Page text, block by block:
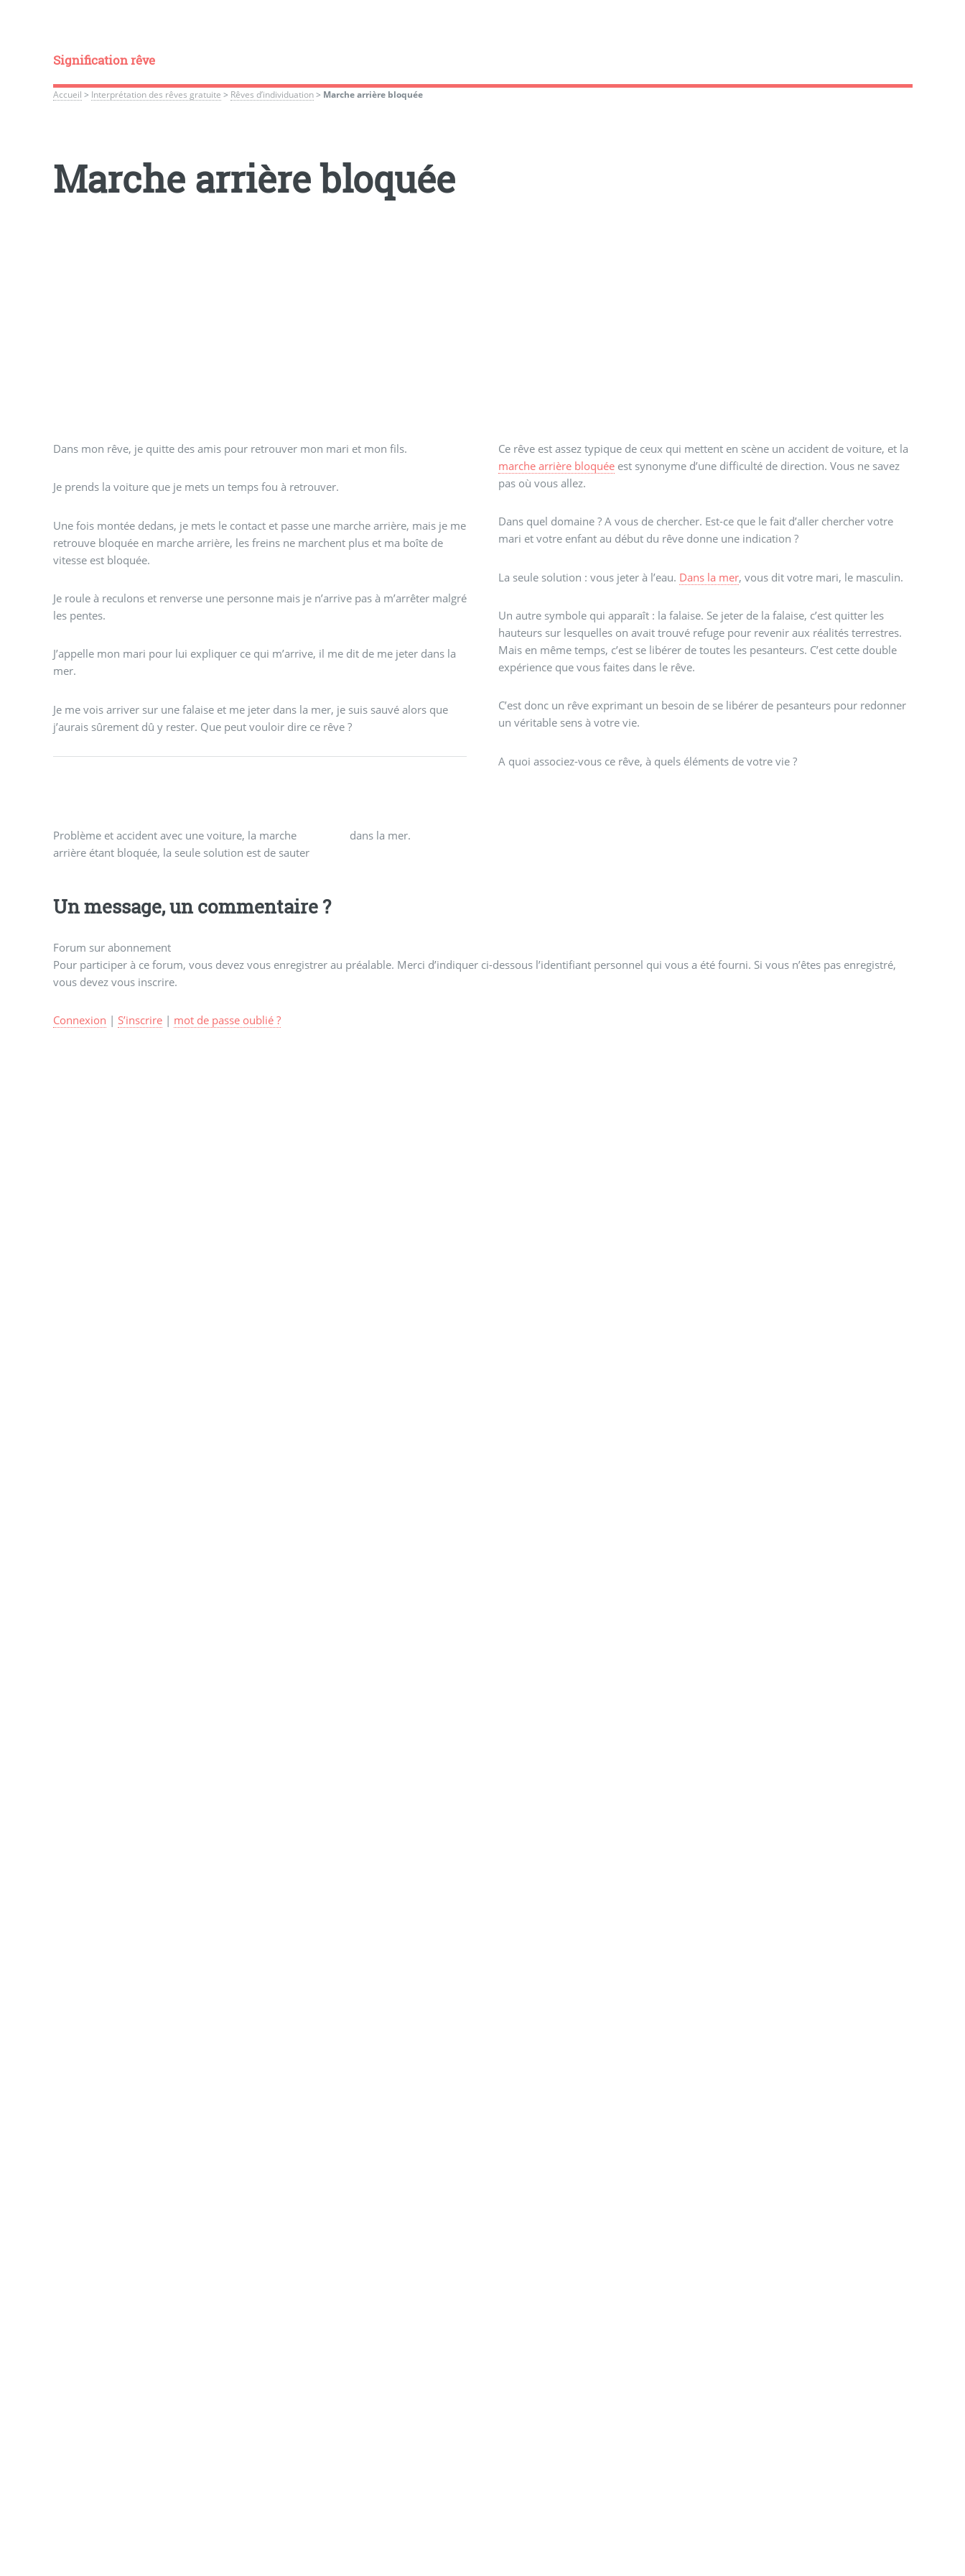
Signification rêve
Accueil > Interprétation des rêves gratuite > Rêves d’individuation> Marche arrière bloquée
Marche arrière bloquée
Dans mon rêve, je quitte des amis pour retrouver mon mari et mon fils.
Je prends la voiture que je mets un temps fou à retrouver.
Une fois montée dedans, je mets le contact et passe une marche arrière, mais je me
retrouve bloquée en marche arrière, les freins ne marchent plus et ma boîte de
vitesse est bloquée.
Je roule à reculons et renverse une personne mais je n’arrive pas à m’arrêter malgré
les pentes.
J’appelle mon mari pour lui expliquer ce qui m’arrive, il me dit de me jeter dans la
mer.
Je me vois arriver sur une falaise et me jeter dans la mer, je suis sauvé alors que
j’aurais sûrement dû y rester. Que peut vouloir dire ce rêve ?
Ce rêve est assez typique de ceux qui mettent en scène un accident de voiture, et la
marche arrière bloquée est synonyme d’une difficulté de direction. Vous ne savez
pas où vous allez.
Dans quel domaine ? A vous de chercher. Est-ce que le fait d’aller chercher votre
mari et votre enfant au début du rêve donne une indication ?
La seule solution : vous jeter à l’eau. Dans la mer, vous dit votre mari, le masculin.
Un autre symbole qui apparaît : la falaise. Se jeter de la falaise, c’est quitter les
hauteurs sur lesquelles on avait trouvé refuge pour revenir aux réalités terrestres.
Mais en même temps, c’est se libérer de toutes les pesanteurs. C’est cette double
expérience que vous faites dans le rêve.
C’est donc un rêve exprimant un besoin de se libérer de pesanteurs pour redonner
un véritable sens à votre vie.
A quoi associez-vous ce rêve, à quels éléments de votre vie ?
Problème et accident avec une voiture, la marche
arrière étant bloquée, la seule solution est de sauter
dans la mer.
Un message, un commentaire ?
Forum sur abonnement
Pour participer à ce forum, vous devez vous enregistrer au préalable. Merci d’indiquer ci-dessous l’identifiant personnel qui vous a été fourni. Si vous n’êtes pas enregistré,
vous devez vous inscrire.
Connexion | S’inscrire| mot de passe oublié ?